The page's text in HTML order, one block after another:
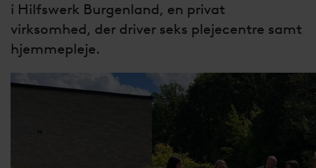
i Hilfswerk Burgenland, en privat
virksomhed, der driver seks plejecentre samt
hjemmepleje.